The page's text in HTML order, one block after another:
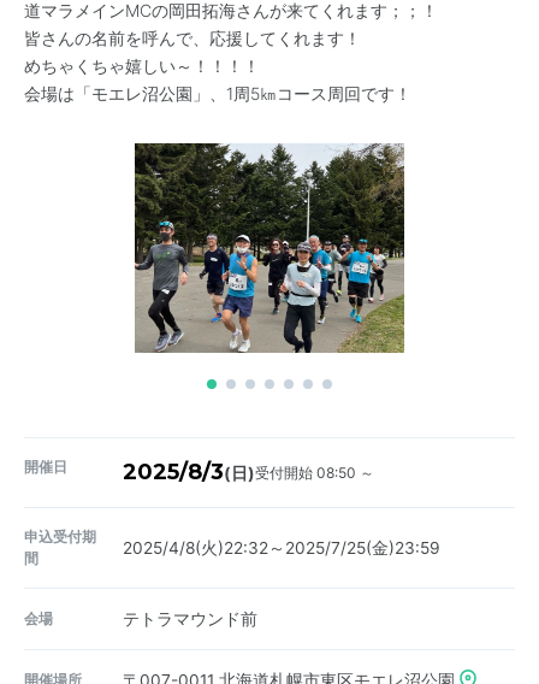
道マラメインMCの岡田拓海さんが来てくれます；；！
皆さんの名前を呼んで、応援してくれます！
めちゃくちゃ嬉しい～！！！！
会場は「モエレ沼公園」、1周5㎞コース周回です！
開催日 2025/8/3(日)受付開始 08:50 ～
申込受付期
間
2025/4/8(火)22:32～2025/7/25(金)23:59
会場 テトラマウンド前
開催場所